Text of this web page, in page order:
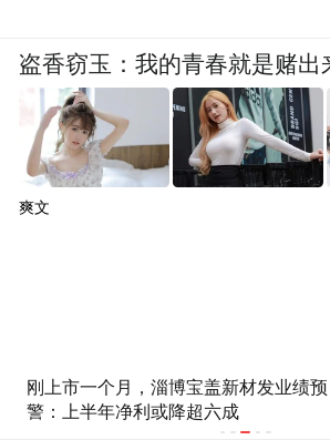
行业平均38倍 宇树科技219倍
盈率 王兴兴回应高估值靠业绩
盗香窃玉：我的青春就是赌出
爽文